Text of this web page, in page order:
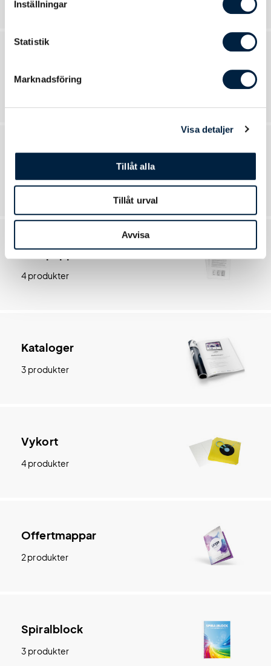
Inställningar
Statistik
Marknadsföring
Visa detaljer
Tillåt alla
Tillåt urval
Avvisa
16 produkter
Brevpapper
4 produkter
Kataloger
3 produkter
Vykort
4 produkter
Offertmappar
2 produkter
Spiralblock
3 produkter